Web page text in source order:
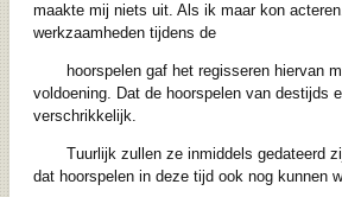
maakte mij niets uit. Als ik maar kon
werkzaamheden tijdens de
hoorspelen gaf het regisseren hiervan
voldoening. Dat de hoorspelen van destijds
verschrikkelijk.
Tuurlijk zullen ze inmiddels gedateerd
dat hoorspelen in deze tijd ook nog kunnen